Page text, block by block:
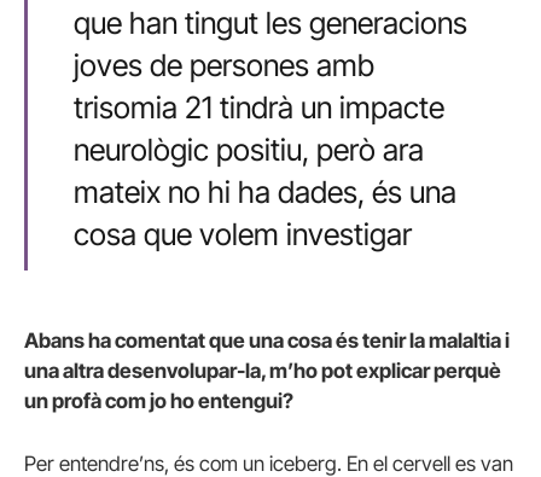
que han tingut les generacions
joves de persones amb
trisomia 21 tindrà un impacte
neurològic positiu, però ara
mateix no hi ha dades, és una
cosa que volem investigar
Abans ha comentat que una cosa és tenir la malaltia i
una altra desenvolupar-la, m’ho pot explicar perquè
un profà com jo ho entengui?
Per entendre’ns, és com un iceberg. En el cervell es van